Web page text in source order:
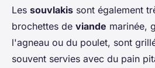
Les souvlakis sont également
brochettes de viande marinée,
l'agneau ou du poulet, sont
souvent servies avec du pain